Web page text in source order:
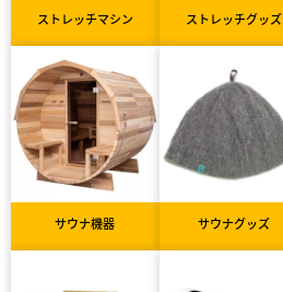
ストレッチマシン ストレッチグッズ
サウナ機器 サウナグッズ